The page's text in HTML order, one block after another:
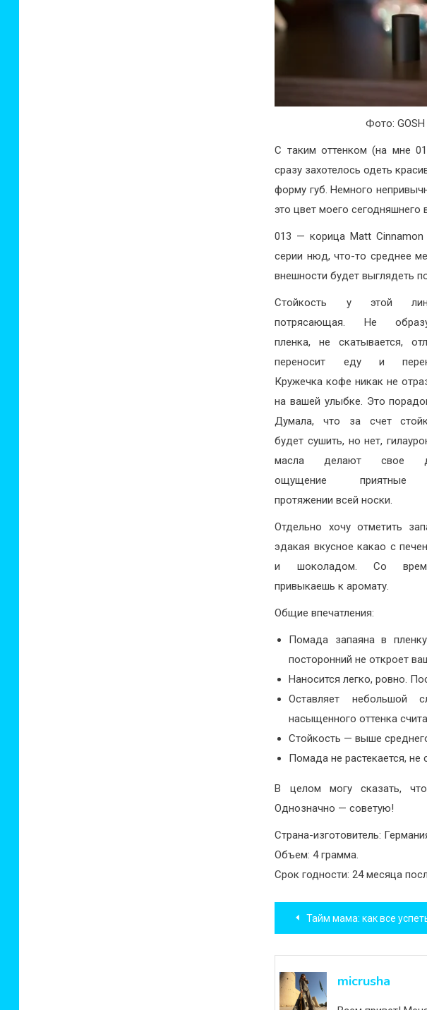
Фото:
С таким оттенком (на мне
сразу захотелось одеть
форму губ. Немного
это цвет моего сегодняшнего
013 — корица Matt Cinnamon
серии нюд, что-то среднее
внешности будет выглядеть
Стойкость у этой
потрясающая. Не
пленка, не скатывается,
переносит еду и
Кружечка кофе никак не
на вашей улыбке. Это
Думала, что за счет
будет сушить, но нет,
масла делают свое
ощущение
протяжении всей носки.
Отдельно хочу отметить
эдакая вкусное какао с
и шоколадом. Со
привыкаешь к аромату.
Общие впечатления:
Помада запаяна в
посторонний не откроет
Наносится легко, ровно.
Оставляет небольшой
насыщенного оттенка
Стойкость — выше
Помада не растекается, не
В целом могу сказать,
Однозначно — советую!
Страна-изготовитель:
Объем: 4 грамма.
Срок годности: 24 месяца
Навигация
по
записям
Тайм мама: как все
micrusha